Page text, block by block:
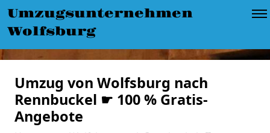
Umzugsunternehmen
Wolfsburg
Umzug von Wolfsburg nach
Rennbuckel ☛ 100 % Gratis-
Angebote